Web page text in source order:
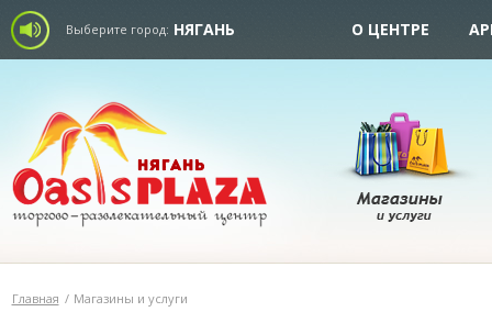
Выберите город: НЯГАНЬ О ЦЕНТРЕ
Главная / Магазины и услуги